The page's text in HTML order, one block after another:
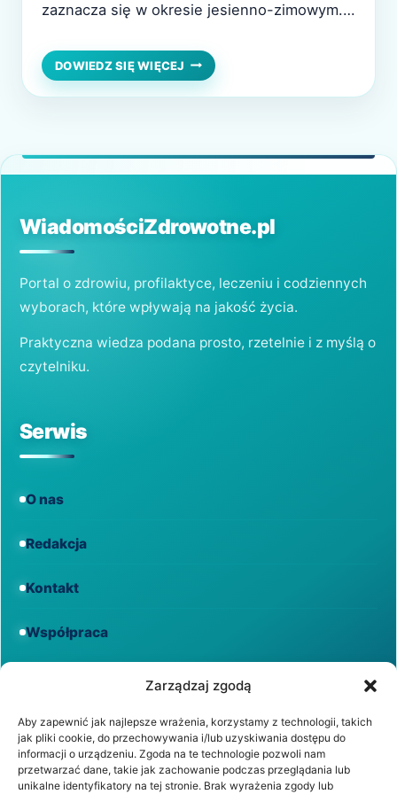
Zarządzaj zgodą
Aby zapewnić jak najlepsze wrażenia, korzystamy z technologii, takich
jak pliki cookie, do przechowywania i/lub uzyskiwania dostępu do
informacji o urządzeniu. Zgoda na te technologie pozwoli nam
przetwarzać dane, takie jak zachowanie podczas przeglądania lub
unikalne identyfikatory na tej stronie. Brak wyrażenia zgody lub
zaznacza się w okresie jesienno-zimowym.
ograniczoną ilość światła słonecznego, wiele
osób narażonych jest na jej niedobór. Zimą
a synteza skórna witaminy D jest
DOWIEDZ SIĘ WIĘCEJ WITAMINA
D
ZIMĄ
WiadomościZdrowotne.pl
Portal o zdrowiu, profilaktyce, leczeniu i codziennych
wyborach, które wpływają na jakość życia.
Praktyczna wiedza podana prosto, rzetelnie i z myślą o
czytelniku.
Serwis
O nas
Redakcja
Kontakt
Współpraca
Regulamin